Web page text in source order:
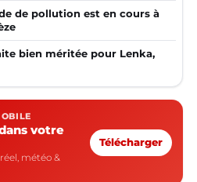
de pollution est en cours à
bien méritée pour Lenka,
votre
météo &
Télécharger